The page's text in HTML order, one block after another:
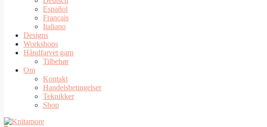
Español
Français
Italiano
Designs
Workshops
Håndfarvet garn
Tilbehør
Om
Kontakt
Handelsbetingelser
Teknikker
Shop